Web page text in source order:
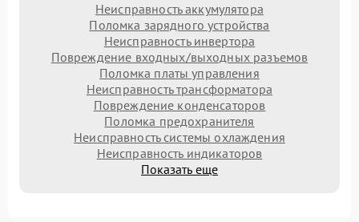
Неисправность аккумулятора
Поломка зарядного устройства
Неисправность инвертора
Повреждение входных/выходных разъемов
Поломка платы управления
Неисправность трансформатора
Повреждение конденсаторов
Поломка предохранителя
Неисправность системы охлаждения
Неисправность индикаторов
Показать еще